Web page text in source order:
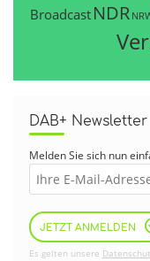
Broadcast NDR
DAB+ Newsletter
Melden Sie sich nun
JETZT ANMELDEN
Es gelten unsere